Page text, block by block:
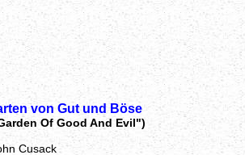
von Gut und Böse
Of Good And Evil")
Cusack